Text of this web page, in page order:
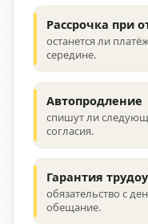
Рассрочка при
останется ли
середине.
Автопродление
спишут ли
согласия.
Гарантия
обязательство с
обещание.